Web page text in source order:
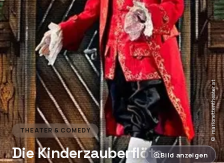
© marionettentheater.at
Bild anzeigen
THEATER & COMEDY
Die Kinderzauberflöte